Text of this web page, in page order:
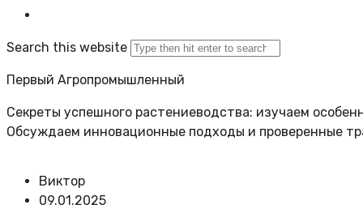
Search this website
Первый Агропромышленный
Секреты успешного растениеводства: изучаем
Обсуждаем инновационные подходы и проверенные
Виктор
09.01.2025